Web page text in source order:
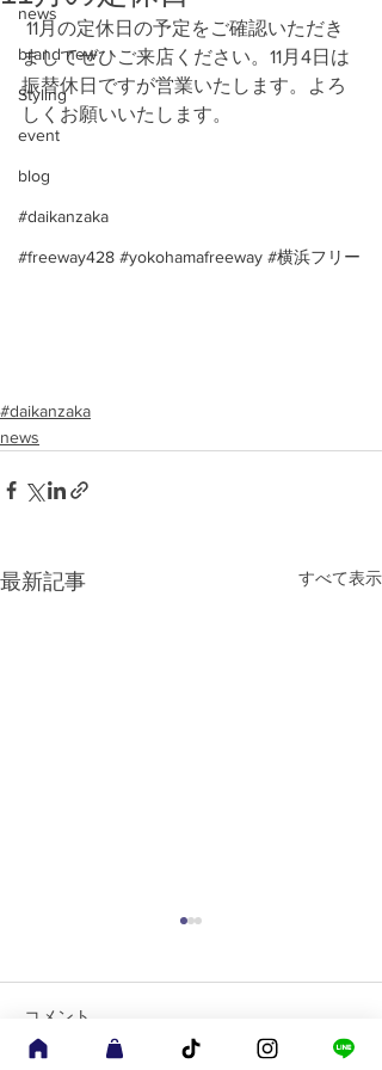
news
brand new
Styling
event
blog
#daikanzaka
#freeway428 #yokohamafreeway #横浜フリー
ましてぜひご来店ください。11月4日は
振替休日ですが営業いたします。よろ
しくお願いいたします。
#daikanzaka
news
最新記事 すべて表示
コメント